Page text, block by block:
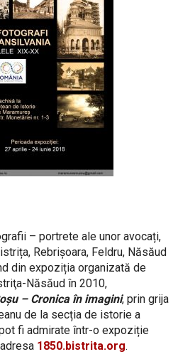
– portrete ale unor avocați,
Rebrișoara, Feldru, Năsăud
din expoziția organizată de
Năsăud în 2010,
– Cronica în imagini, prin grija
de la secția de istorie a
fi admirate într-o expoziție
1850.bistrita.org.